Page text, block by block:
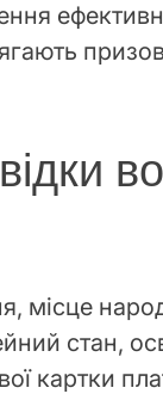
місце
стан,
картки